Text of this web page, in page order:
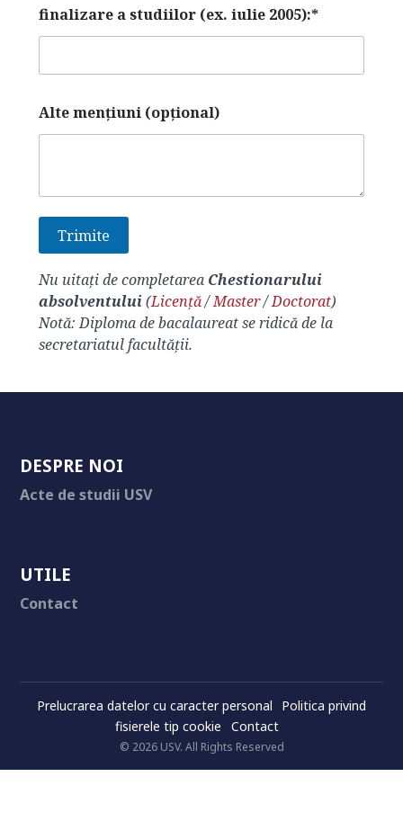
finalizare a studiilor (ex. iulie 2005):*
Alte menţiuni (opţional)
Nu uitaţi de completarea Chestionarului
absolventului(Licență/Master/Doctorat)
Notă: Diploma de bacalaureat se ridică de la
secretariatul facultății.
DESPRE NOI
Acte de studii USV
UTILE
Contact
Prelucrarea datelor cu caracter personal
Politica privind
fisierele tip cookie
Contact
© 2026 USV. All Rights Reserved